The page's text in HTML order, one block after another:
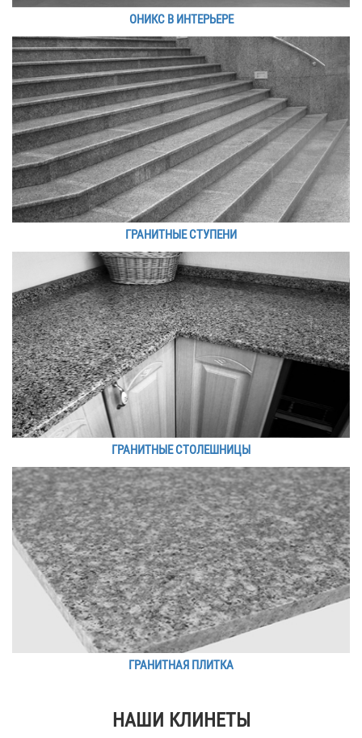
ОНИКС В ИНТЕРЬЕРЕ
ГРАНИТНЫЕ СТУПЕНИ
ГРАНИТНЫЕ СТОЛЕШНИЦЫ
ГРАНИТНАЯ ПЛИТКА
НАШИ КЛИНЕТЫ